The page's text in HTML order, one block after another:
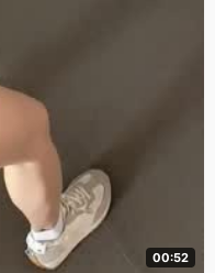
00:52